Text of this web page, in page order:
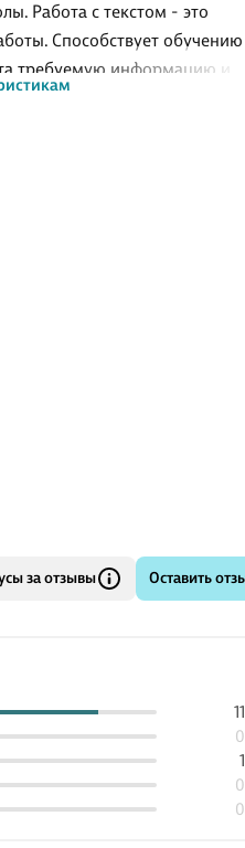
Работа с текстом - это
Способствует обучению
требуемую информацию и
развивается речевое
к деталям. К каждому
за отзывы Оставить
0
0
1
0
11